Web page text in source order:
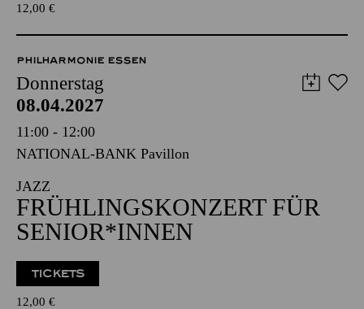
12,00 €
PHILHARMONIE ESSEN
Donnerstag
08.04.2027
11:00 - 12:00
NATIONAL-BANK Pavillon
JAZZ
FRÜHLINGS­KONZERT FÜR
SENIOR*INNEN
TICKETS
12,00 €